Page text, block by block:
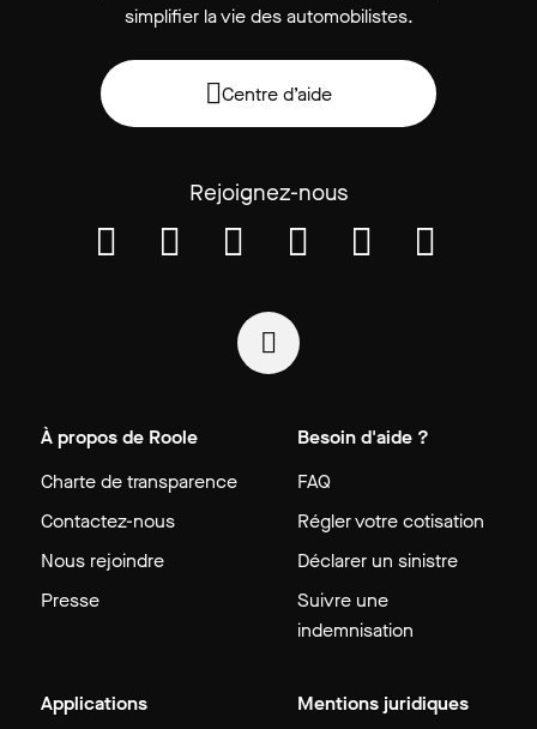
simplifier la vie des automobilistes.
Centre d’aide
Rejoignez-nous
À propos de Roole
Charte de transparence
Contactez-nous
Nous rejoindre
Presse
Besoin d'aide ?
FAQ
Régler votre cotisation
Déclarer un sinistre
Suivre une
indemnisation
Applications
Mentions juridiques